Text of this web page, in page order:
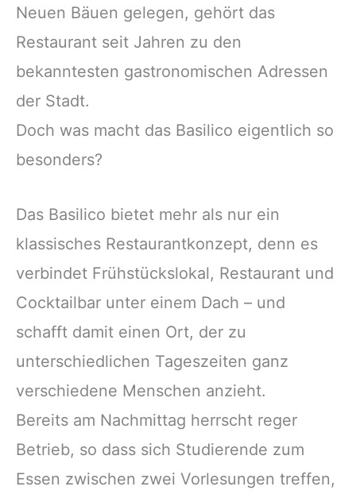
Neuen Bäuen gelegen, gehört das
Restaurant seit Jahren zu den
bekanntesten gastronomischen Adressen
der Stadt.
Doch was macht das Basilico eigentlich so
besonders?
Das Basilico bietet mehr als nur ein
klassisches Restaurantkonzept, denn es
verbindet Frühstückslokal, Restaurant und
Cocktailbar unter einem Dach – und
schafft damit einen Ort, der zu
unterschiedlichen Tageszeiten ganz
verschiedene Menschen anzieht.
Bereits am Nachmittag herrscht reger
Betrieb, so dass sich Studierende zum
Essen zwischen zwei Vorlesungen treffen,